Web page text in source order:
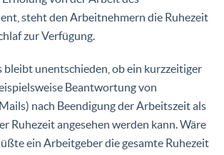
steht den Arbeitnehmern die Ruhezeit
zur Verfügung.
bleibt unentschieden, ob ein kurzzeitiger
Beantwortung von
nach Beendigung der Arbeitszeit als
Ruhezeit angesehen werden kann. Wäre
ein Arbeitgeber die gesamte Ruhezeit